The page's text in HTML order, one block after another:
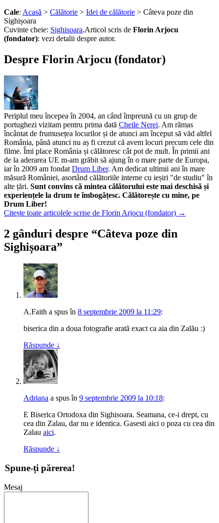
Cale: Acasă > Călătorie > Idei de călătorie > Câteva poze din
Sighișoara
Cuvinte cheie: Sighisoara.Articol scris de Florin Arjocu
(fondator): vezi detalii despre autor.
Despre Florin Arjocu (fondator)
Periplul meu începea în 2004, an când împreună cu un grup de
portughezi vizitam pentru prima dată Cheile Nerei. Am rămas
încântat de frumusețea locurilor și de atunci am început să văd altfel
România, până atunci nu aș fi crezut că avem locuri precum cele din
filme. Îmi place România și călătoresc cât pot de mult. În primii ani
de la aderarea UE m-am grăbit să ajung în o mare parte de Europa,
iar în 2009 am fondatDrum Liber. Am dedicat ultimii ani în mare
măsură României, asortând călătoriile interne cu ieșiri "de studiu" în
alte țări. Sunt convins că mintea călătorului este mai deschisă și
experiențele la drum te îmbogățesc. Călătorește cu mine, pe
Drum Liber!
Citește toate articolele scrise de Florin Arjocu (fondator) →
2 gânduri despre “Câteva poze din
Sighișoara”
A.Faith a spusîn 8 septembrie 2009 la 11:29:
biserica din a doua fotografie arată exact ca aia din Zalău :)
Răspunde ↓
Adriana a spusîn 9 septembrie 2009 la 10:18:
E Biserica Ortodoxa din Sighisoara. Seamana, ce-i drept, cu
cea din Zalau, dar nu e identica. Gasesti aici o poza cu cea din
Zalau aici.
Răspunde ↓
Spune-ți părerea!
Mesaj